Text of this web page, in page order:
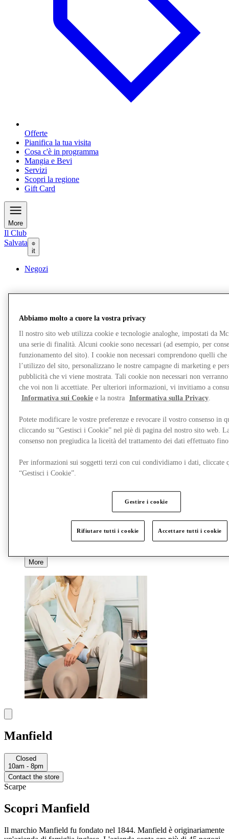
Offerte
Pianifica la tua visita
Cosa c'è in programma
Mangia e Bevi
Servizi
Scopri la regione
Gift Card
More
Il Club
Salvata
it
Negozi
More
Manfield
Closed
10am - 8pm
Contact the store
Scarpe
Scopri Manfield
Il marchio Manfield fu fondato nel 1844. Manfield è originariamente
Abbiamo molto a cuore la vostra privacy
Il nostro sito web utilizza cookie e tecnologie analoghe, impostati da
una serie di finalità. Alcuni cookie sono necessari (ad esempio, per
funzionamento del sito). I cookie non necessari comprendono quelli che
l’utilizzo del sito, personalizzano le nostre campagne di marketing e
pubblicità che vi viene mostrata. Tali cookie non necessari non
che voi non li accettiate. Per ulteriori informazioni, vi invitiamo a
Informativa sui Cookiee la nostra Informativa sulla Privacy.
Potete modificare le vostre preferenze e revocare il vostro consenso in
cliccando su “Gestisci i Cookie” nel piè di pagina del nostro sito web.
consenso non pregiudica la liceità del trattamento dei dati effettuato
Per informazioni sui soggetti terzi con cui condividiamo i dati, cliccate
“Gestisci i Cookie”.
Gestire i cookie
Rifiutare tutti i cookie Accettare tutti i cookie